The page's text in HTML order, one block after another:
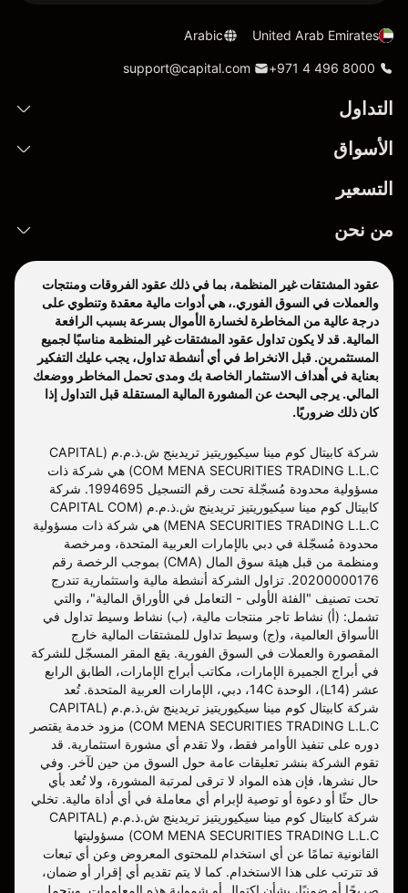
United Arab Emirates
Arabic
+971 4 496 8000
support@capital.com
التداول
الأسواق
التسعير
من نحن
عقود المشتقات غير المنظمة، بما في ذلك عقود الفروقات ومنتجات
والعملات في السوق الفوري.، هي أدوات مالية معقدة وتنطوي على
درجة عالية من المخاطرة لخسارة الأموال بسرعة بسبب الرافعة
المالية. قد لا يكون تداول عقود المشتقات غير المنظمة مناسبًا لجميع
المستثمرين. قبل الانخراط في أي أنشطة تداول، يجب عليك التفكير
بعناية في أهداف الاستثمار الخاصة بك ومدى تحمل المخاطر ووضعك
المالي. يرجى البحث عن المشورة المالية المستقلة قبل التداول إذا
كان ذلك ضروريًا.
شركة كابيتال كوم مينا سيكيوريتيز تريدينج ش.ذ.م.م (CAPITAL
COM MENA SECURITIES TRADING L.L.C) هي شركة ذات
مسؤولية محدودة مُسجّلة تحت رقم التسجيل 1994695. شركة
كابيتال كوم مينا سيكيوريتيز تريدينج ش.ذ.م.م (CAPITAL COM
MENA SECURITIES TRADING L.L.C) هي شركة ذات مسؤولية
محدودة مُسجّلة في دبي بالإمارات العربية المتحدة، ومرخصة
ومنظمة من قبل هيئة سوق المال (CMA) بموجب الرخصة رقم
20200000176. تزاول الشركة أنشطة مالية واستثمارية تندرج
تحت تصنيف "الفئة الأولى - التعامل في الأوراق المالية"، والتي
تشمل: (أ) نشاط تاجر منتجات مالية، (ب) نشاط وسيط تداول في
الأسواق العالمية، و(ج) وسيط تداول للمشتقات المالية خارج
المقصورة والعملات في السوق الفورية. يقع المقر المسجّل للشركة
في أبراج الجميرة الإمارات، مكاتب أبراج الإمارات، الطابق الرابع
عشر (L14)، الوحدة 14C، دبي، الإمارات العربية المتحدة. تُعد
شركة كابيتال كوم مينا سيكيوريتيز تريدينج ش.ذ.م.م (CAPITAL
COM MENA SECURITIES TRADING L.L.C) مزود خدمة يقتصر
دوره على تنفيذ الأوامر فقط، ولا تقدم أي مشورة استثمارية. قد
تقوم الشركة بنشر تعليقات عامة حول السوق من حين لآخر. وفي
حال نشرها، فإن هذه المواد لا ترقى لمرتبة المشورة، ولا تُعد بأي
حال حثًا أو دعوة أو توصية لإبرام أي معاملة في أي أداة مالية. تخلي
شركة كابيتال كوم مينا سيكيوريتيز تريدينج ش.ذ.م.م (CAPITAL
COM MENA SECURITIES TRADING L.L.C) مسؤوليتها
القانونية تمامًا عن أي استخدام للمحتوى المعروض وعن أي تبعات
قد تترتب على هذا الاستخدام. كما لا يتم تقديم أي إقرار أو ضمان،